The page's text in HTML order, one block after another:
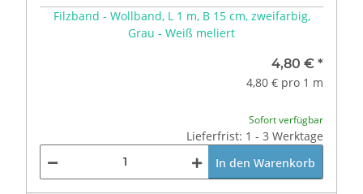
Filzband - Wollband, L 1 m, B 15 cm, zweifarbig,
Grau - Weiß meliert
4,80 € *
4,80 € pro 1 m
Sofort verfügbar
Lieferfrist: 1 - 3 Werktage
In den Warenkorb